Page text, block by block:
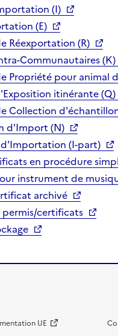
(I)
(E)
Réexportation (R)
Communautaires (K)
Propriété pour animal
itinérante (Q)
Collection
d'Import (N)
d'Importation (I-part)
en procédure
instrument de
archivé
permis/certificats
UE